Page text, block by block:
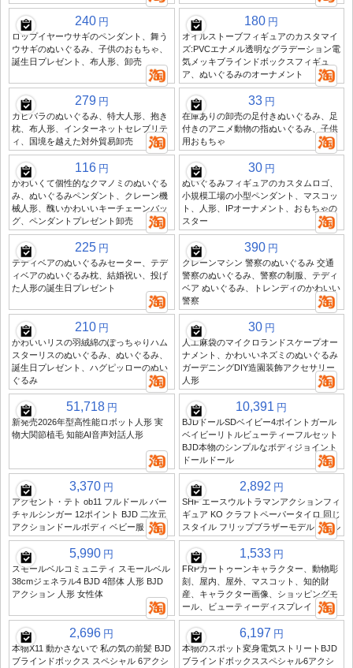
240 円
ロップイヤーウサギのペンダント、舞う
ウサギのぬいぐるみ、子供のおもちゃ、
誕生日プレゼント、布人形、卸売
180 円
オイルストーブフィギュアのカスタマイ
ズ:PVCエナメル透明なグラデーション電
気メッキブラインドボックスフィギュ
ア、ぬいぐるみのオーナメント
279 円
カピバラのぬいぐるみ、特大人形、抱き
枕、布人形、インターネットセレブリテ
ィ、国境を越えた対外貿易卸売
33 円
在庫ありの卸売の足付きぬいぐるみ、足
付きのアニメ動物の指ぬいぐるみ、子供
用おもちゃ
116 円
かわいくて個性的なクマノミのぬいぐる
み、ぬいぐるみペンダント、クレーン機
械人形、醜いかわいいキーチェーンバッ
グ、ペンダントプレゼント卸売
30 円
ぬいぐるみフィギュアのカスタムロゴ、
小規模工場の小型ペンダント、マスコッ
ト、人形、IPオーナメント、おもちゃの
スター
225 円
テディベアのぬいぐるみセーター、テデ
ィベアのぬいぐるみ枕、結婚祝い、投げ
た人形の誕生日プレゼント
390 円
クレーンマシン 警察のぬいぐるみ 交通
警察のぬいぐるみ、警察の制服、テディ
ベア ぬいぐるみ、トレンディのかわいい
警察
210 円
かわいいリスの羽絨綿のぽっちゃりハム
スターリスのぬいぐるみ、ぬいぐるみ、
誕生日プレゼント、ハグピッローのぬい
ぐるみ
30 円
人工麻袋のマイクロランドスケープオー
ナメント、かわいいネズミのぬいぐるみ
ガーデニングDIY造園装飾アクセサリー
人形
51,718 円
新発売2026年型高性能ロボット人形 実
物大関節植毛 知能AI音声対話人形
10,391 円
BJDドールSDベイビー4ポイントガール
ベイビーリトルビューティーフルセット
BJD本物のシンプルなボディジョイント
ドールドール
3,370 円
アクセント・テト ob11 フルドール バー
チャルシンガー 12ポイント BJD 二次元
アクションドールボディ ベビー服
2,892 円
SHF エースウルトラマンアクションフィ
ギュア KO クラフトペーパータイロ 同じ
スタイル フリップブラザーモデルドール
5,990 円
スモールベルコミュニティ スモールベル
38cmジェネラル4 BJD 4部体 人形 BJD
アクション 人形 女性体
1,533 円
FRPカートゥーンキャラクター、動物彫
刻、屋内、屋外、マスコット、知的財
産、キャラクター画像、ショッピングモ
ール、ビューティーディスプレイ
2,696 円
本物X11 動かさないで 私の気の前髪 BJD
ブラインドボックス スペシャル 6アクシ
6,197 円
本物のスポット変身電気ストリートBJD
ブラインドボックススペシャル6アクシ